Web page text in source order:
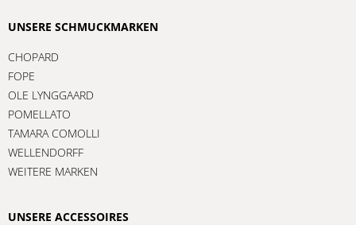
UNSERE SCHMUCKMARKEN
CHOPARD
FOPE
OLE LYNGGAARD
POMELLATO
TAMARA COMOLLI
WELLENDORFF
WEITERE MARKEN
UNSERE ACCESSOIRES